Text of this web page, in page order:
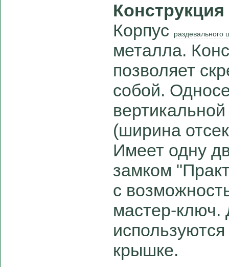
Конструкция
Корпус
раздевального
металла.
позволяет
собой.
(ширина
Имеет одну
замком
с
мастер-ключ.
крышке.